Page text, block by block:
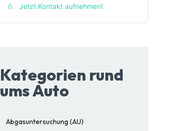
Jetzt Kontakt aufnehmen!
Kategorien rund
ums Auto
Abgasuntersuchung (AU)